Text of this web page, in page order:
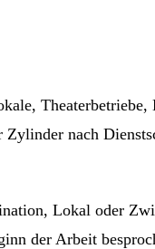
Theaterbetriebe,
nach
Lokal oder
der Arbeit